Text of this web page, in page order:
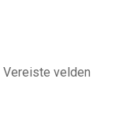
Vereiste velden